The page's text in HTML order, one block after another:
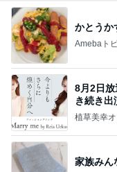
かとうか
Amebaト
8月2日
き続き出
植草美幸
家族みん